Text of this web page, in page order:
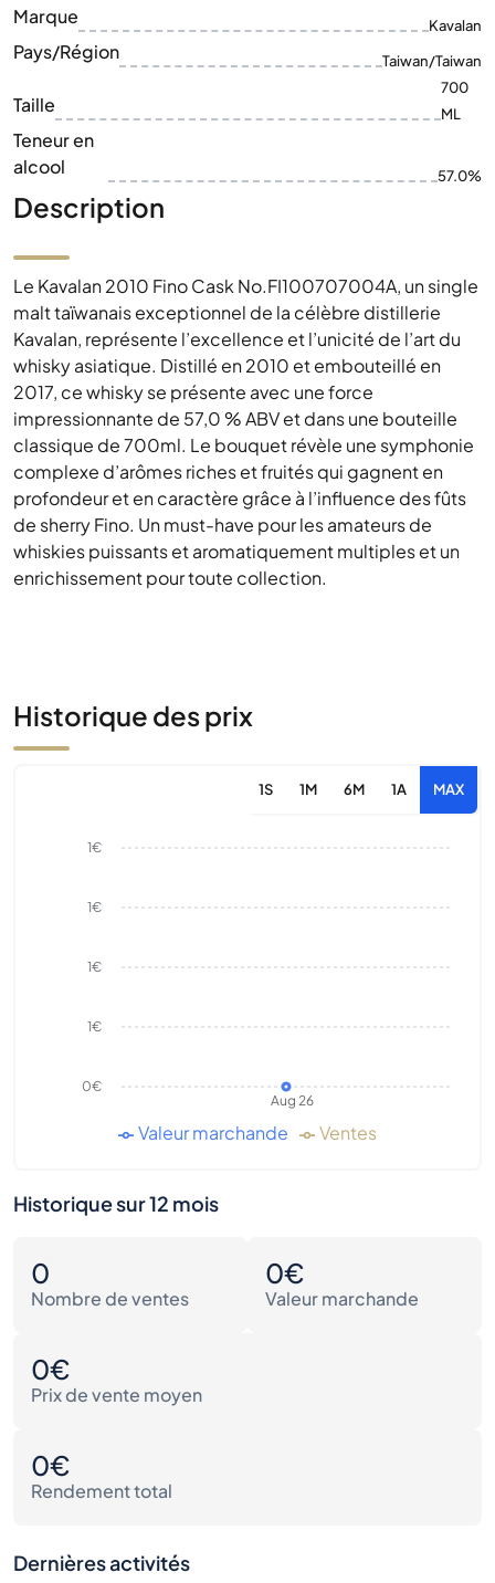
Marque Kavalan
Pays/Région Taiwan/Taiwan
Taille
700
ML
Teneur en
alcool
57.0%
Description
Le Kavalan 2010 Fino Cask No.FI100707004A, un single
malt taïwanais exceptionnel de la célèbre distillerie
Kavalan, représente l’excellence et l’unicité de l’art du
whisky asiatique. Distillé en 2010 et embouteillé en
2017, ce whisky se présente avec une force
impressionnante de 57,0 % ABV et dans une bouteille
classique de 700ml. Le bouquet révèle une symphonie
complexe d’arômes riches et fruités qui gagnent en
profondeur et en caractère grâce à l’influence des fûts
de sherry Fino. Un must-have pour les amateurs de
whiskies puissants et aromatiquement multiples et un
enrichissement pour toute collection.
Historique des prix
1S 1M 6M 1A MAX
Aug 26
0€
1€
1€
1€
1€
Valeur marchande Ventes
Historique sur 12 mois
0
Nombre de ventes
0€
Valeur marchande
0€
Prix de vente moyen
0€
Rendement total
Dernières activités